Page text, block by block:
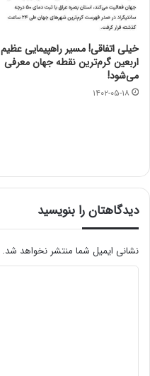
خیلی اتفاقی! مسیر راهپیمایی عظیم
اربعین گرم‌ترین نقطه جهان معرفی
می‌شود!
۱۴۰۲-۰۵-۱۸
دیدگاهتان را بنویسید
نشانی ایمیل شما منتشر نخواهد شد.